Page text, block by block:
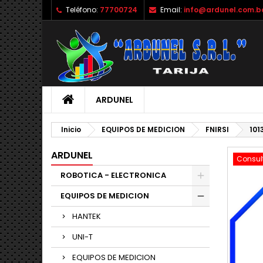
Teléfono: 77700724 Email:
ARDUNEL
Inicio EQUIPOS DE MEDICION FNIRSI
ARDUNEL
ROBOTICA - ELECTRONICA
EQUIPOS DE MEDICION
HANTEK
UNI-T
EQUIPOS DE MEDICION